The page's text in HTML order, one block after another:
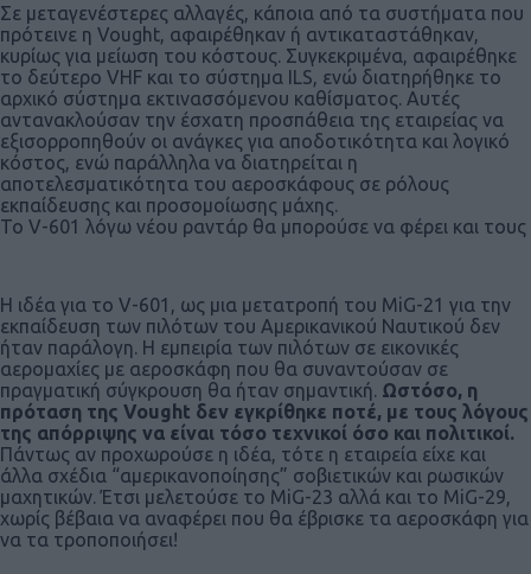
Σε μεταγενέστερες αλλαγές, κάποια από τα συστήματα που
πρότεινε η Vought, αφαιρέθηκαν ή αντικαταστάθηκαν,
κυρίως για μείωση του κόστους. Συγκεκριμένα, αφαιρέθηκε
το δεύτερο VHF και το σύστημα ILS, ενώ διατηρήθηκε το
αρχικό σύστημα εκτινασσόμενου καθίσματος. Αυτές
αντανακλούσαν την έσχατη προσπάθεια της εταιρείας να
εξισορροπηθούν οι ανάγκες για αποδοτικότητα και λογικό
κόστος, ενώ παράλληλα να διατηρείται η
αποτελεσματικότητα του αεροσκάφους σε ρόλους
εκπαίδευσης και προσομοίωσης μάχης.
To V-601 λόγω νέου ραντάρ θα μπορούσε να φέρει και
Η ιδέα για το V-601, ως μια μετατροπή του MiG-21 για την
εκπαίδευση των πιλότων του Αμερικανικού Ναυτικού δεν
ήταν παράλογη. Η εμπειρία των πιλότων σε εικονικές
αερομαχίες με αεροσκάφη που θα συναντούσαν σε
πραγματική σύγκρουση θα ήταν σημαντική. Ωστόσο, η
πρόταση της Vought δεν εγκρίθηκε ποτέ, με τους λόγους
της απόρριψης να είναι τόσο τεχνικοί όσο και πολιτικοί.
Πάντως αν προχωρούσε η ιδέα, τότε η εταιρεία είχε και
άλλα σχέδια “αμερικανοποίησης” σοβιετικών και ρωσικών
μαχητικών. Έτσι μελετούσε το MiG-23 αλλά και το MiG-29,
χωρίς βέβαια να αναφέρει που θα έβρισκε τα αεροσκάφη για
να τα τροποποιήσει!